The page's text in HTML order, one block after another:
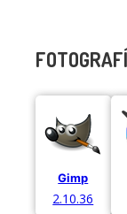
Gimp
2.10.36